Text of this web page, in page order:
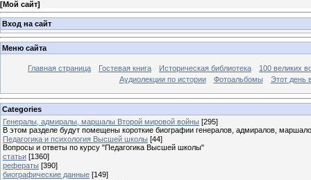
[Мой сайт]
Вход на сайт
Меню сайта
Главная страница Гостевая книга Историческая библиотека
100 великих
Аудиолекции по истории
Фотоальбомы Этот день
Categories
Генералы, адмиралы, маршалы Второй мировой войны [295]
В этом разделе будут помещены короткие биографии генералов, адмиралов,
Педагогика и психология Высшей школы [44]
Вопросы и ответы по курсу "Педагогика Высшей школы"
статьи [1360]
рефераты [390]
биографические данные [149]